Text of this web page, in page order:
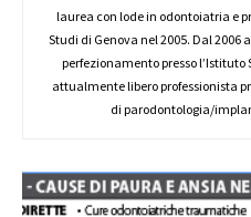
laurea con lode in odontoiatria e
Studi di Genova nel 2005. Dal
perfezionamento presso
attualmente libero professionista
di parodontologia/